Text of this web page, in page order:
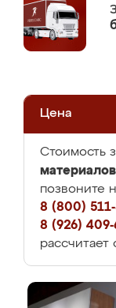
Цена
Стоимость
материалов
позвоните
8 (800)
8 (926) 409-
рассчитает